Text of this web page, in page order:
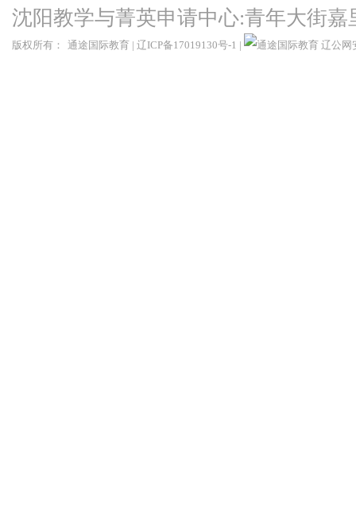
沈阳教学与菁英申请中心:青年大街
版权所有： 通途国际教育 | 辽ICP备17019130号-1 | 辽公网